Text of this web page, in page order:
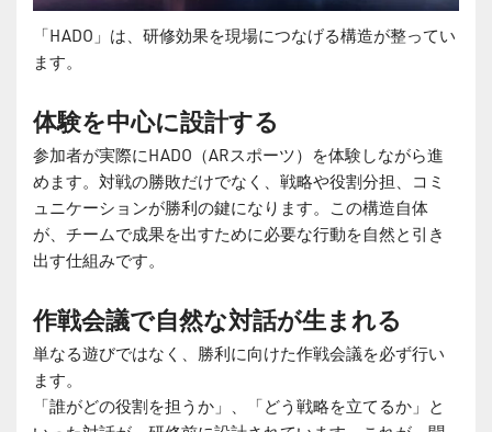
「HADO」は、研修効果を現場につなげる構造が整ってい
ます。
体験を中心に設計する
参加者が実際にHADO（ARスポーツ）を体験しながら進
めます。対戦の勝敗だけでなく、戦略や役割分担、コミ
ュニケーションが勝利の鍵になります。この構造自体
が、チームで成果を出すために必要な行動を自然と引き
出す仕組みです。
作戦会議で自然な対話が生まれる
単なる遊びではなく、勝利に向けた作戦会議を必ず行い
ます。
「誰がどの役割を担うか」、「どう戦略を立てるか」と